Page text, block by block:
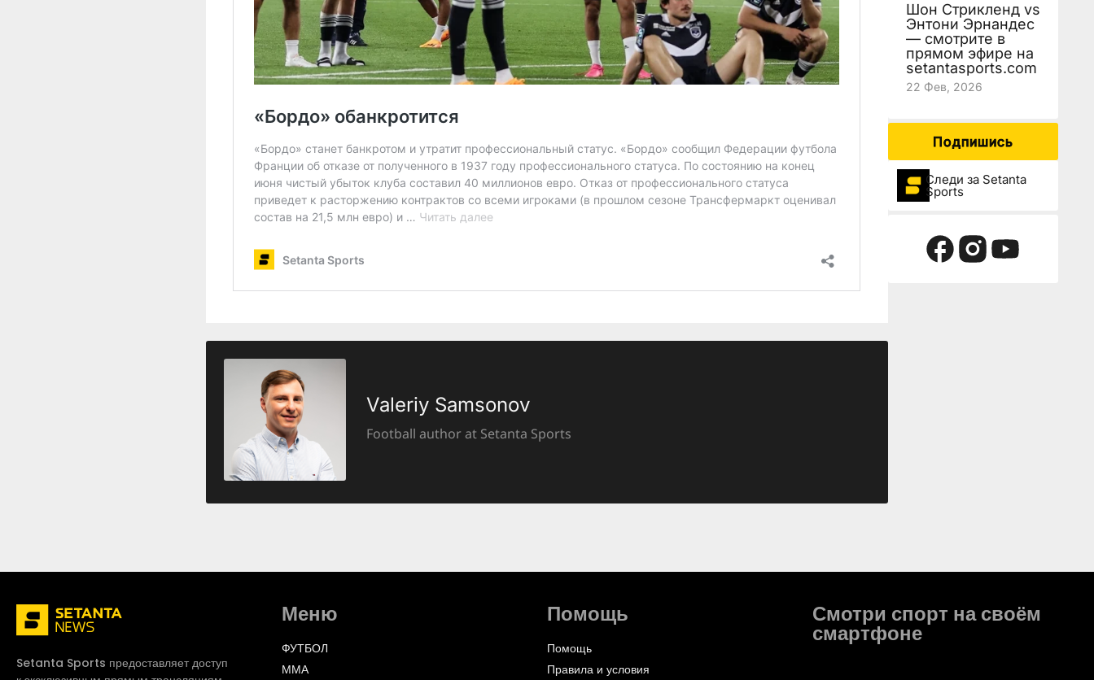
Valeriy Samsonov
Football author at Setanta Sports
Шон Стрикленд vs
Энтони Эрнандес
— смотрите в
прямом эфире на
setantasports.com
22 Фев, 2026
Подпишись
Следи за Setanta
Sports
Setanta Sports предоставляет доступ
Меню
ФУТБОЛ
ММА
Помощь
Помощь
Правила и условия
Смотри спорт на своём
смартфоне